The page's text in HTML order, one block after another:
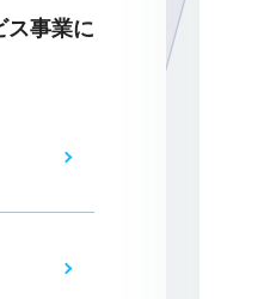
ス事業に